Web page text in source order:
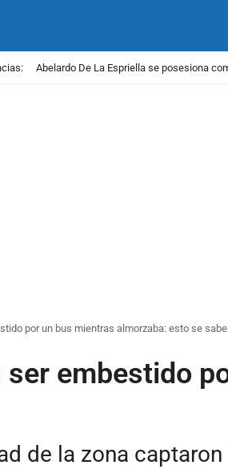
Abelardo De La Espriella se posesiona
por un bus mientras almorzaba: esto se sabe
embestido
de la zona